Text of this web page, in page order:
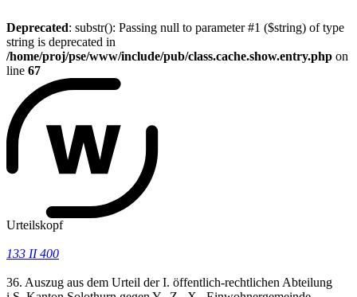
Deprecated: substr(): Passing null to parameter #1 ($string) of type
string is deprecated in
/home/proj/pse/www/include/pub/class.cache.show.entry.php on
line 67
Urteilskopf
133 II 400
36. Auszug aus dem Urteil der I. öffentlich-rechtlichen Abteilung